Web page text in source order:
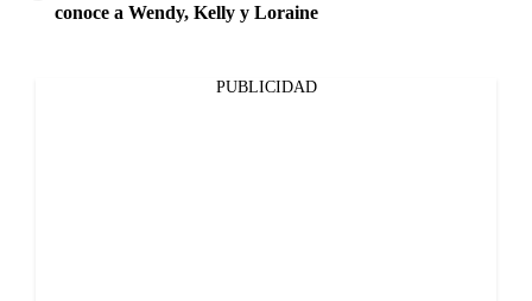
conoce a Wendy, Kelly y Loraine
PUBLICIDAD